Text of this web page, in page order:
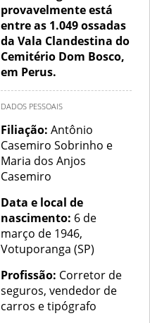
provavelmente está
entre as 1.049 ossadas
da Vala Clandestina do
Cemitério Dom Bosco,
em Perus.
DADOS PESSOAIS
Filiação:Antônio
Casemiro Sobrinho e
Maria dos Anjos
Casemiro
Data e local de
nascimento: 6 de
março de 1946,
Votuporanga (SP)
Profissão: Corretor de
seguros, vendedor de
carros e tipógrafo